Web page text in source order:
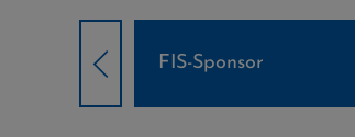
Weltcup-Sponsoren
Damen